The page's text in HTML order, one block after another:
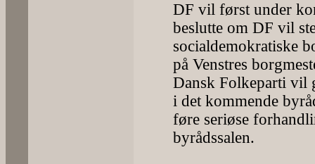
DF vil først under
beslutte om DF vil
socialdemokratiske
på Venstres
Dansk Folkeparti vil
i det kommende
føre seriøse
byrådssalen.